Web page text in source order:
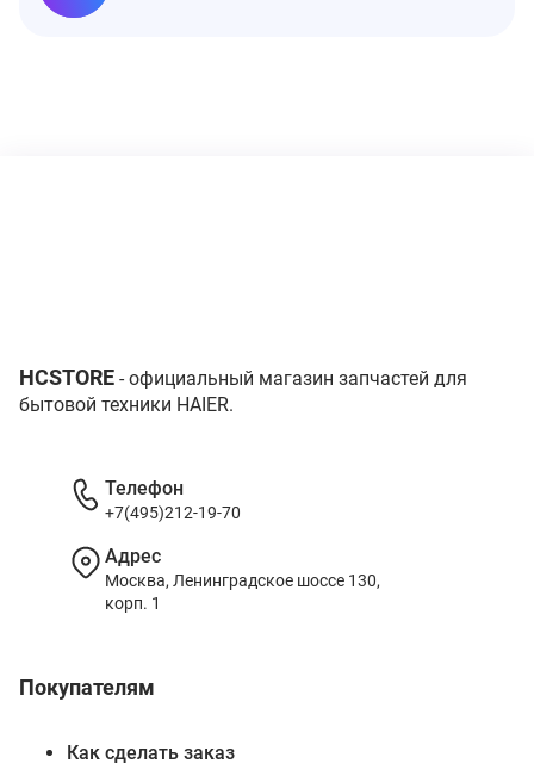
HCSTORE - официальный магазин запчастей для
бытовой техники HAIER.
Покупателям
Как сделать заказ
Телефон
+7(495)212-19-70
Адрес
Москва, Ленинградское шоссе 130,
корп. 1